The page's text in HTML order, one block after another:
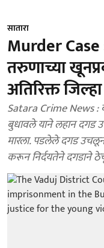
सातारा
Murder Case
तरुणाच्या
अतिरिक्त
Satara Crime News : बाळू बुधावले याने मोठा दगड व सूरज
बुधावले याने लहान दगड
मारला. पडलेले दगड
करून निर्दयतेने दगडाने